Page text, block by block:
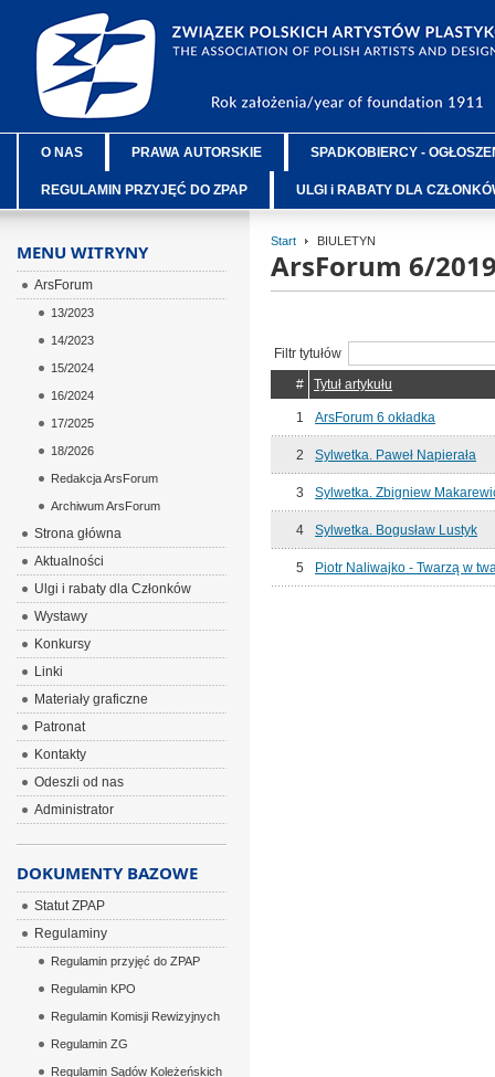
O NAS PRAWA AUTORSKIE SPADKOBIERCY -
REGULAMIN PRZYJĘĆ DO ZPAP ULGI i RABATY DLA
Start BIULETYN
ArsForum 6/
Filtr tytułów
#
Tytuł artykułu
1 ArsForum 6 okładka
2 Sylwetka. Paweł Napierała
3 Sylwetka. Zbigniew
4 Sylwetka. Bogusław Lustyk
5 Piotr Naliwajko - Twarzą w
MENU WITRYNY
ArsForum
13/2023
14/2023
15/2024
16/2024
17/2025
18/2026
Redakcja ArsForum
Archiwum ArsForum
Strona główna
Aktualności
Ulgi i rabaty dla Członków
Wystawy
Konkursy
Linki
Materiały graficzne
Patronat
Kontakty
Odeszli od nas
Administrator
DOKUMENTY BAZOWE
Statut ZPAP
Regulaminy
Regulamin przyjęć do ZPAP
Regulamin KPO
Regulamin Komisji Rewizyjnych
Regulamin ZG
Regulamin Sądów Koleżeńskich